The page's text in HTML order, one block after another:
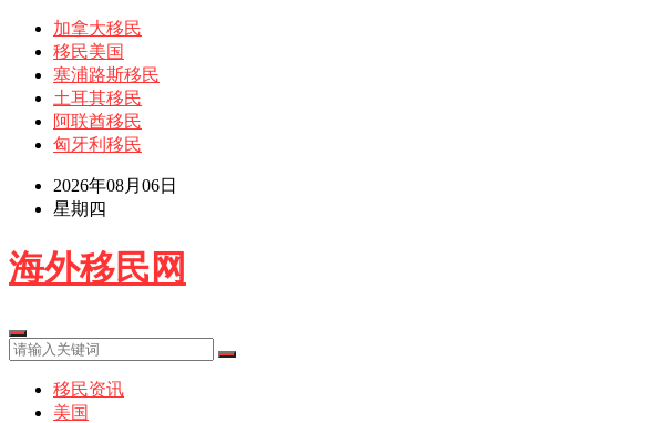
加拿大移民
移民美国
塞浦路斯移民
土耳其移民
阿联酋移民
匈牙利移民
2026年08月06日
星期四
海外移民网
移民资讯
美国